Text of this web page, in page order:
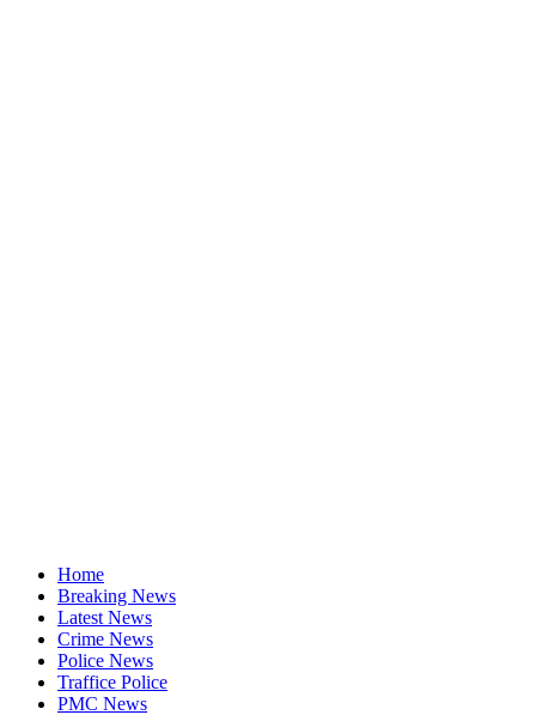
Home
Breaking News
Latest News
Crime News
Police News
Traffice Police
PMC News